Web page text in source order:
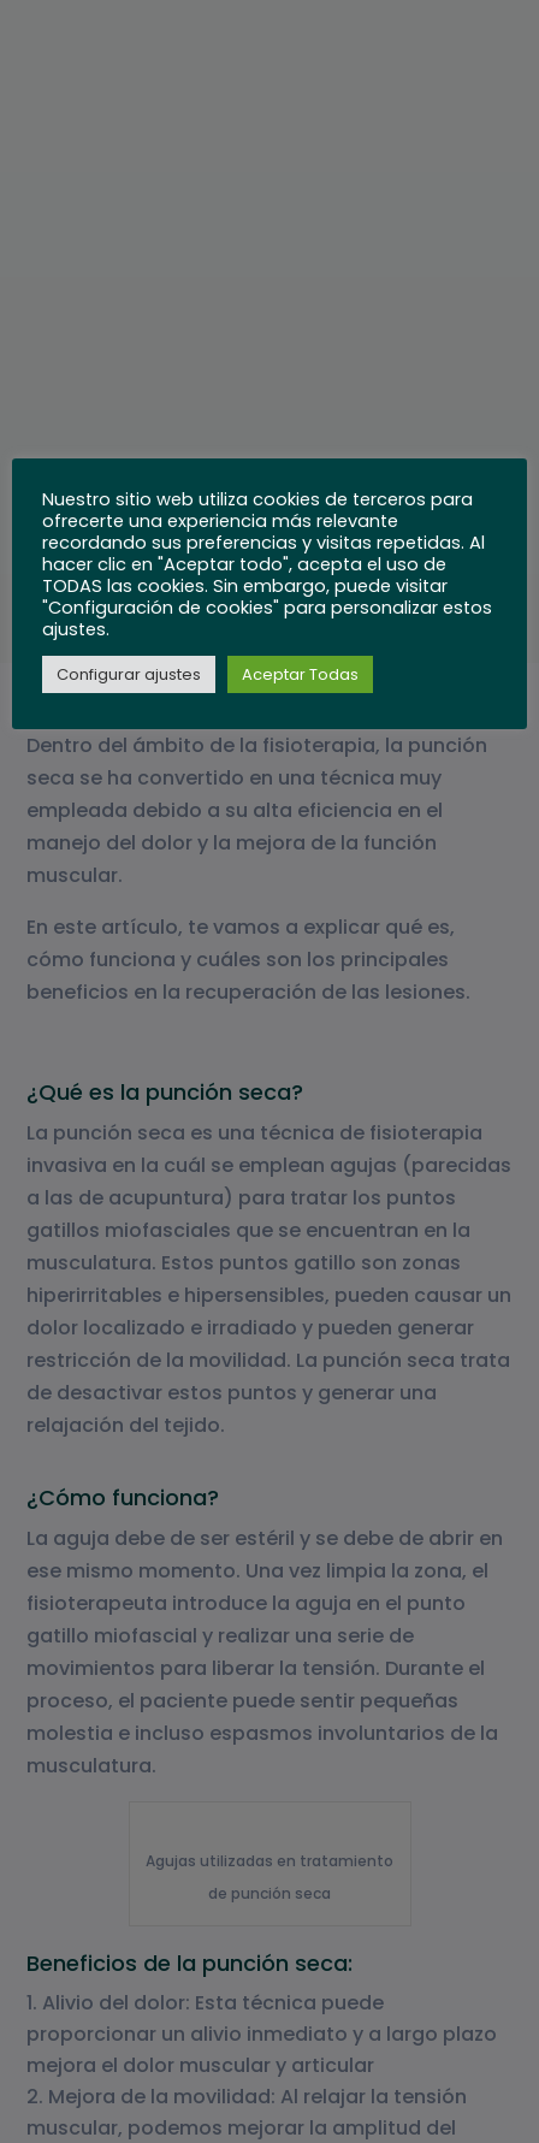
Dentro del ámbito de la fisioterapia, la punción
seca se ha convertido en una técnica muy
empleada debido a su alta eficiencia en el
manejo del dolor y la mejora de la función
muscular.
En este artículo, te vamos a explicar qué es,
cómo funciona y cuáles son los principales
beneficios en la recuperación de las lesiones.
¿Qué es la punción seca?
La punción seca es una técnica de fisioterapia
invasiva en la cuál se emplean agujas (parecidas
a las de acupuntura) para tratar los puntos
gatillos miofasciales que se encuentran en la
musculatura. Estos puntos gatillo son zonas
hiperirritables e hipersensibles, pueden causar un
dolor localizado e irradiado y pueden generar
restricción de la movilidad. La punción seca trata
de desactivar estos puntos y generar una
relajación del tejido.
¿Cómo funciona?
La aguja debe de ser estéril y se debe de abrir en
ese mismo momento. Una vez limpia la zona, el
fisioterapeuta introduce la aguja en el punto
gatillo miofascial y realizar una serie de
movimientos para liberar la tensión. Durante el
proceso, el paciente puede sentir pequeñas
molestia e incluso espasmos involuntarios de la
musculatura.
Agujas utilizadas en tratamiento
de punción seca
Beneficios de la punción seca:
Alivio del dolor: Esta técnica puede
proporcionar un alivio inmediato y a largo plazo
mejora el dolor muscular y articular
Mejora de la movilidad: Al relajar la tensión
muscular, podemos mejorar la amplitud del
Nuestro sitio web utiliza cookies de terceros para
ofrecerte una experiencia más relevante
recordando sus preferencias y visitas repetidas. Al
hacer clic en "Aceptar todo", acepta el uso de
TODAS las cookies. Sin embargo, puede visitar
"Configuración de cookies" para personalizar estos
ajustes.
Configurar ajustes Aceptar Todas